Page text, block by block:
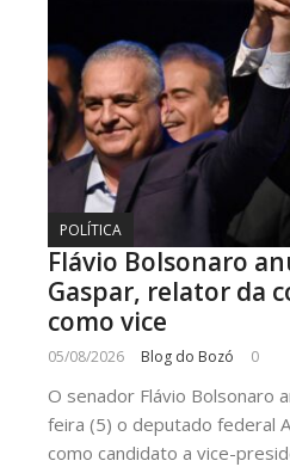
POLÍTICA
Flávio Bolsonaro
Gaspar, relator da
como vice
05/08/2026 Blog do Bozó 0
O senador Flávio Bolsonaro
feira (5) o deputado federal
como candidato a vice-